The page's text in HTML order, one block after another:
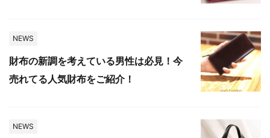
NEWS
財布の新調を考えている男性は必見！今
売れてる人気財布をご紹介！
NEWS